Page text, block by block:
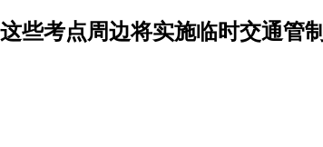
些考点周边将实施临时交通管制